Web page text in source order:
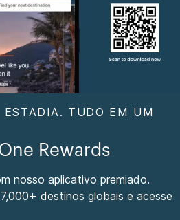
ESTADIA. TUDO EM UM
Rewards
nosso aplicativo premiado.
destinos globais e acesse